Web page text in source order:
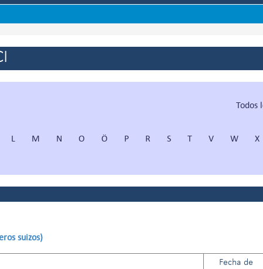
Todos
L M N O Ö P R S T V W X
suizos)
Fecha de